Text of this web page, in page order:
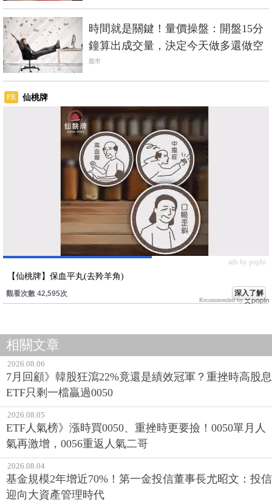
時間就是關鍵！量價操盤：開盤15分
鐘算出成交量，決定今天做多還做空
股市
PR 仙桃牌
ads by popIn
【仙桃牌】保血平丸(去羚羊角)
觀看次數 42,595次 深入了解
Recommended by
相關文章
2026.08.06
7月回顧》韓股狂瀉22%竟還是績效冠軍？重挫時高股息
ETF只剩一檔贏過0050
2026.08.05
ETF人氣榜》漲時買0050、重挫時更要撿！0050單月人
氣再激增，0056重返人氣二哥
2026.08.04
基金規模2年增近70%！第一金投信董事長尤昭文：投信
迎向大資產管理時代